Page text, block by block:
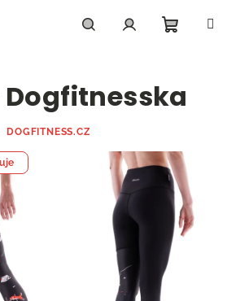
košík
Dogfitnesska
DOGFITNESS.CZ